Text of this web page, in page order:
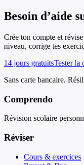
Besoin d’aide
Crée ton compte et
niveau, corrige tes
14 jours gratuitsTester la
Sans carte bancaire.
Comprendo
Révision scolaire
Réviser
Cours & exercices